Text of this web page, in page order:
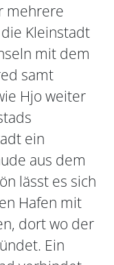
mehrere
Kleinstadt
mit dem
samt
Hjo weiter
ein
aus dem
lässt es sich
Hafen mit
dort wo der
Ein